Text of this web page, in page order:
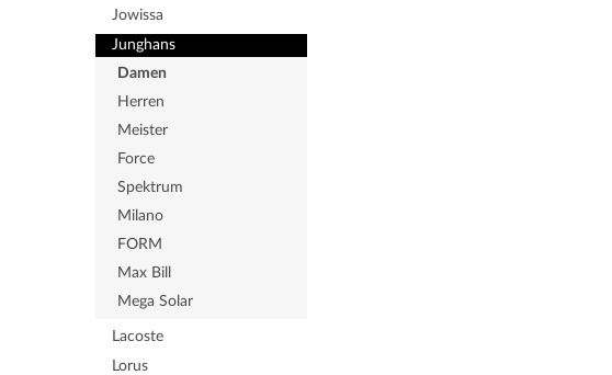
Jowissa
Junghans
Damen
Herren
Meister
Force
Spektrum
Milano
FORM
Max Bill
Mega Solar
Lacoste
Lorus